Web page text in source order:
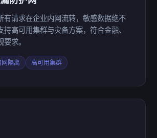
有请求在企业内网流转，敏感数据绝不
持高可用集群与灾备方案，符合金融、
求。
网隔离 高可用集群